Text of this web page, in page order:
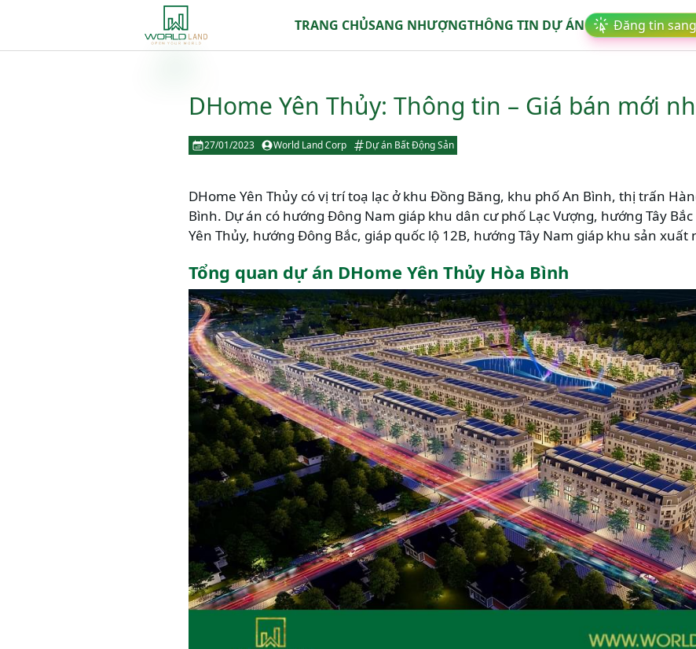
TRANG CHỦSANG NHƯỢNGTHÔNG TIN DỰ ÁN Đăng tin
DHome Yên Thủy: Thông tin – Giá bán mới
27/01/2023 World Land Corp Dự án Bất Động Sản
DHome Yên Thủy có vị trí toạ lạc ở khu Đồng Băng, khu phố An Bình, thị trấn
Bình. Dự án có hướng Đông Nam giáp khu dân cư phố Lạc Vượng, hướng Tây
Yên Thủy, hướng Đông Bắc, giáp quốc lộ 12B, hướng Tây Nam giáp khu sản xuất
Tổng quan dự án DHome Yên Thủy Hòa Bình